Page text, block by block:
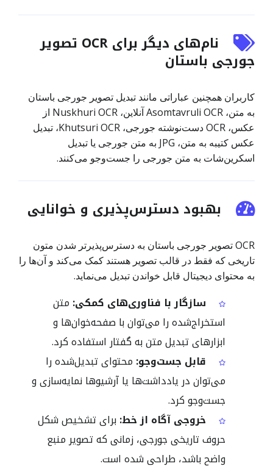
نام‌های دیگر برای OCR تصویر
جورجی باستان
کاربران همچنین عباراتی مانند تبدیل تصویر جورجی باستان
به متن، Asomtavruli OCR آنلاین، Nuskhuri OCR از
عکس، OCR دست‌نوشته جورجی، Khutsuri OCR، تبدیل
عکس کتیبه به متن، JPG به متن جورجی یا تبدیل
اسکرین‌شات به متن جورجی را جست‌وجو می‌کنند.
بهبود دسترس‌پذیری و خوانایی
OCR تصویر جورجی باستان به دسترس‌پذیرتر شدن متون
تاریخی که فقط در قالب تصویر هستند کمک می‌کند و آن‌ها را
به محتوای دیجیتال قابل خواندن تبدیل می‌نماید.
سازگار با فناوری‌های کمکی: متن
استخراج‌شده را می‌توان با صفحه‌خوان‌ها و
ابزارهای تبدیل متن به گفتار استفاده کرد.
قابل جست‌وجو: محتوای تبدیل‌شده را
می‌توان در یادداشت‌ها یا آرشیوها نمایه‌سازی و
جست‌وجو کرد.
خروجی آگاه از خط:برای تشخیص شکل
حروف تاریخی جورجی، زمانی که تصویر منبع
واضح باشد، طراحی شده است.